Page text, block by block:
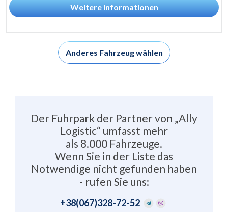
Weitere Informationen
Anderes Fahrzeug wählen
Der Fuhrpark der Partner von „Ally
Logistic“ umfasst mehr
als 8.000 Fahrzeuge.
Wenn Sie in der Liste das
Notwendige nicht gefunden haben
- rufen Sie uns:
+38(067)328-72-52